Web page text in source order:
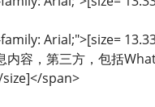
Arial;">[size=
内容，第三方，包括
span>